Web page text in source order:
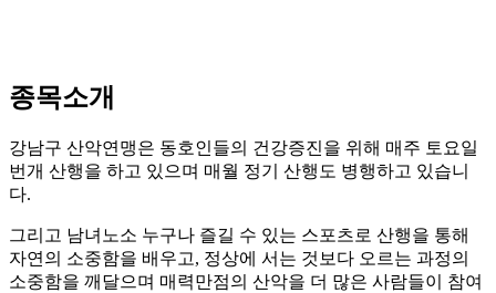
종목소개
강남구 산악연맹은 동호인들의 건강증진을 위해 매주 토요일
번개 산행을 하고 있으며 매월 정기 산행도 병행하고 있습니
다.​
그리고 남녀노소 누구나 즐길 수 있는 스포츠로 산행을 통해
자연의 소중함을 배우고, 정상에 서는 것보다 오르는 과정의
소중함을 깨달으며 매력만점의 산악을 더 많은 사람들이 참여